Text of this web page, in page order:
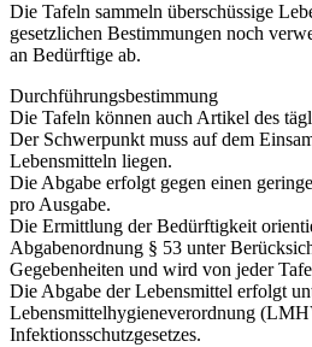
Die Tafeln sammeln überschüssige
gesetzlichen Bestimmungen noch
an Bedürftige ab.
Durchführungsbestimmung
Die Tafeln können auch Artikel des
Der Schwerpunkt muss auf dem
Lebensmitteln liegen.
Die Abgabe erfolgt gegen einen
pro Ausgabe.
Die Ermittlung der Bedürftigkeit
Abgabenordnung § 53 unter
Gegebenheiten und wird von jeder
Die Abgabe der Lebensmittel erfolgt
Lebensmittelhygieneverordnung
Infektionsschutzgesetzes.